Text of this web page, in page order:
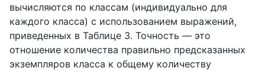
вычисляются по классам (индивидуально для
каждого класса) с использованием выражений,
приведенных в Таблице 3. Точность — это
отношение количества правильно предсказанных
экземпляров класса к общему количеству